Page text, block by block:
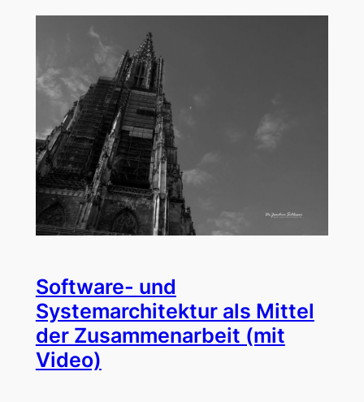
Software- und
Systemarchitektur als Mittel
der Zusammenarbeit (mit
Video)